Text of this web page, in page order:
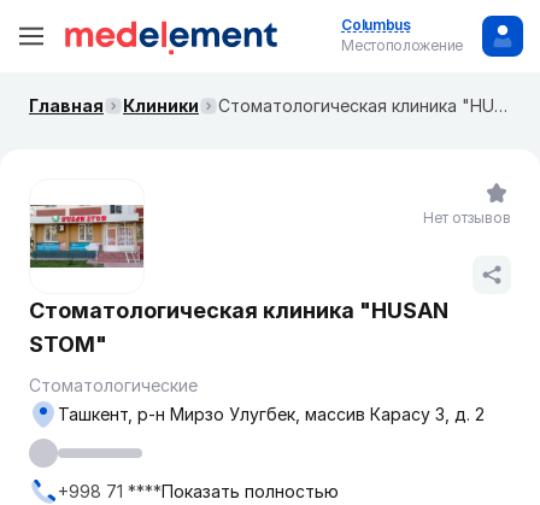
Columbus
Местоположение
Главная Клиники Стоматологическая клиника "HUSAN STOM"
Стоматологическая клиника "HUSAN
STOM"
Стоматологические
Ташкент, р-н Мирзо Улугбек, массив Карасу 3, д. 2
+998 71 ****Показать полностью
Нет отзывов